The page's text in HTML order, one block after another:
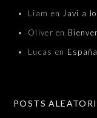
Liam en Javi a
Oliver en
Lucas en
POSTS